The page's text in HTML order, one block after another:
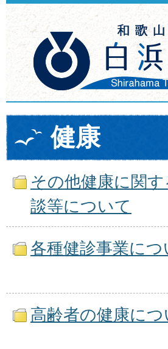
健康
その他健康に関す
談等について
各種健診事業につ
高齢者の健康につ